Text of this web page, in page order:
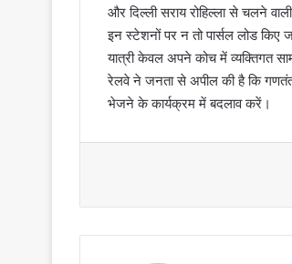
और दिल्ली सराय रोहिल्ला से चलने
इन स्टेशनों पर न तो पार्सल लोड किए
यात्री केवल अपने कोच में व्यक्तिगत
रेलवे ने जनता से अपील की है कि
भेजने के कार्यक्रम में बदलाव करें।